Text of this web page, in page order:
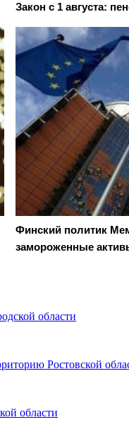
Закон с 1 августа:
Финский политик
замороженные
области
Ростовской
области